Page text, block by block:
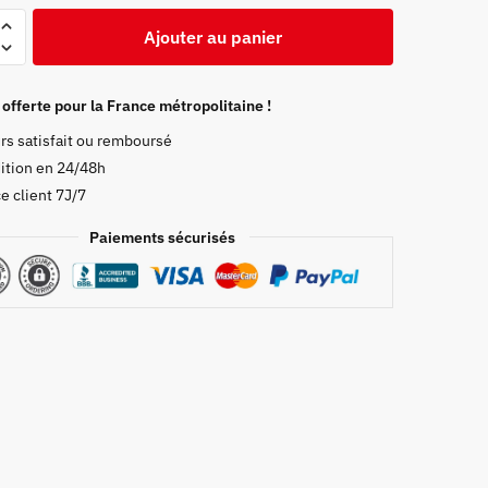
Ajouter au panier
pour la France métropolitaine !
satisfait ou remboursé
en 24/48h
client 7J/7
Paiements sécurisés